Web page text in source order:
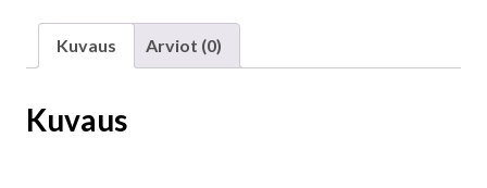
Kuvaus Arviot (0)
Kuvaus